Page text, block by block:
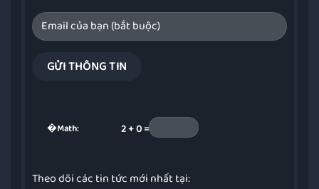
�Math: 2 + 0 =
Theo dõi các tin tức mới nhất tại: